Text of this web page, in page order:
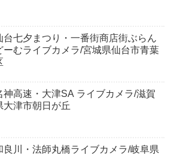
台七夕まつり・一番街商店街ぶらん
ーむライブカメラ/宮城県仙台市青葉
神高速・大津SA ライブカメラ/滋賀
大津市朝日が丘
良川・法師丸橋ライブカメラ/岐阜県